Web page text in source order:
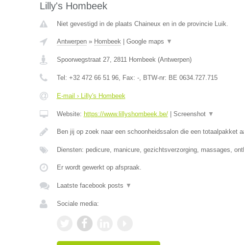
Lilly's Hombeek
Niet gevestigd in de plaats Chaineux en in de provincie Luik.
Antwerpen» Hombeek| Google maps ▼
Spoorwegstraat 27, 2811 Hombeek(Antwerpen)
Tel: +32 472 66 51 96, Fax: -, BTW-nr: BE 0634.727.715
E-mail › Lilly's Hombeek
Website: https://www.lillyshombeek.be/| Screenshot ▼
Ben jij op zoek naar een schoonheidssalon die een totaalpakket
Diensten: pedicure, manicure, gezichtsverzorging, massages,
Er wordt gewerkt op afspraak.
Laatste facebook posts ▼
Sociale media: